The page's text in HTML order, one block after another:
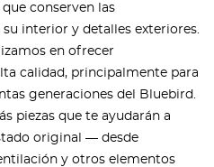
conserven las
interior y detalles exteriores.
en ofrecer
calidad, principalmente para
generaciones del Bluebird.
piezas que te ayudarán a
original — desde
y otros elementos